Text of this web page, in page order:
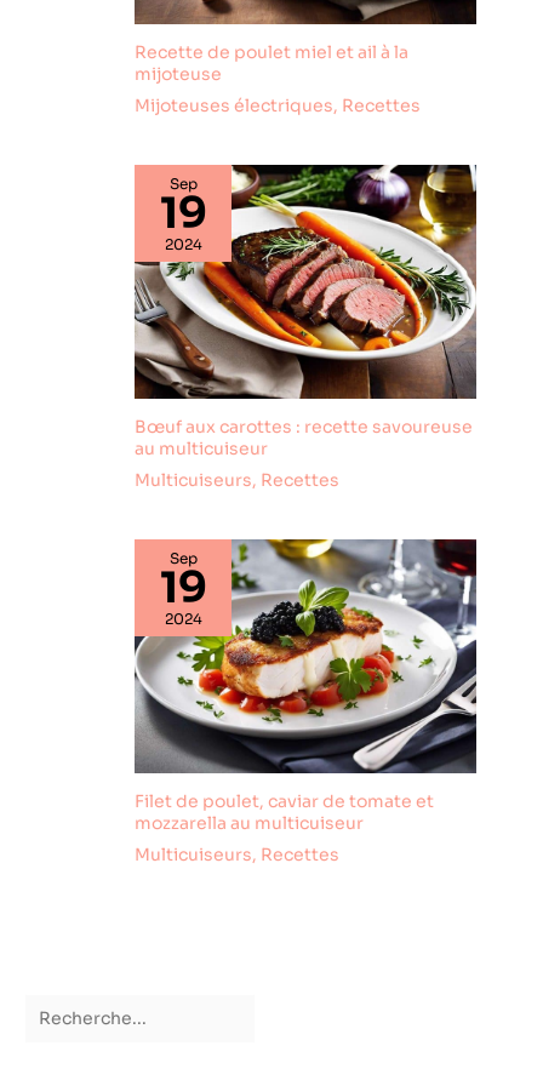
Recette de poulet miel et ail à la
mijoteuse
Mijoteuses électriques, Recettes
Sep
19
2024
Bœuf aux carottes : recette savoureuse
au multicuiseur
Multicuiseurs, Recettes
Sep
19
2024
Filet de poulet, caviar de tomate et
mozzarella au multicuiseur
Multicuiseurs, Recettes